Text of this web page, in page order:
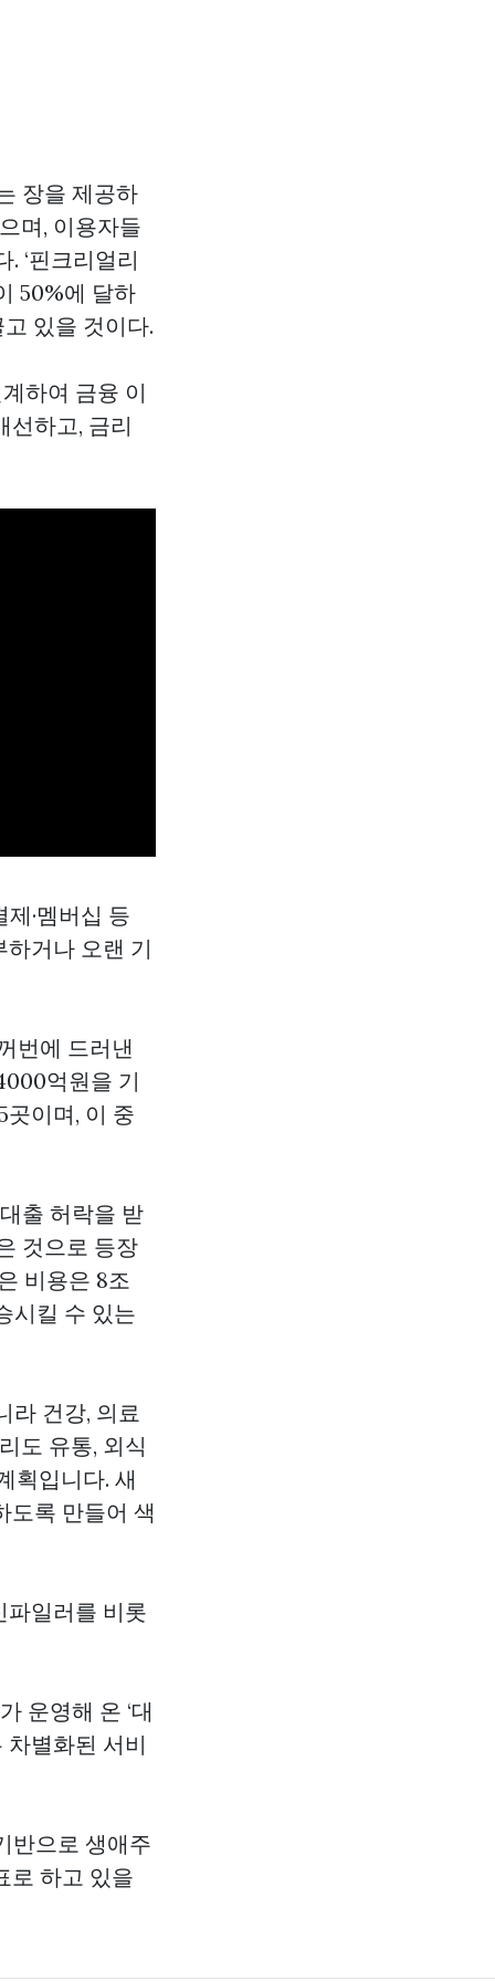
장을 제공하
며, 이용자들
‘핀크리얼리
50%에 달하
고 있을 것이다.
하여 금융 이
선하고, 금리
제·멤버십 등
거나 오랜 기
번에 드러낸
억원을 기
곳이며, 이 중
대출 허락을 받
것으로 등장
비용은 8조
시킬 수 있는
라 건강, 의료
도 유통, 외식
획입니다. 새
도록 만들어 색
파일러를 비롯
운영해 온 ‘대
별화된 서비
반으로 생애주
로 하고 있을